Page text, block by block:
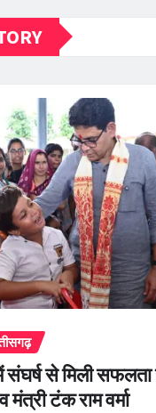
संघर्ष से मिली सफलता
टंक राम वर्मा